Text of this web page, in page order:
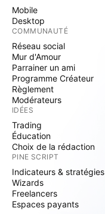
Mobile
Desktop
COMMUNAUTÉ
Réseau social
Mur d'Amour
Parrainer un ami
Programme Créateur
Règlement
Modérateurs
IDÉES
Trading
Éducation
Choix de la rédaction
PINE SCRIPT
Indicateurs & stratégies
Wizards
Freelancers
Espaces payants